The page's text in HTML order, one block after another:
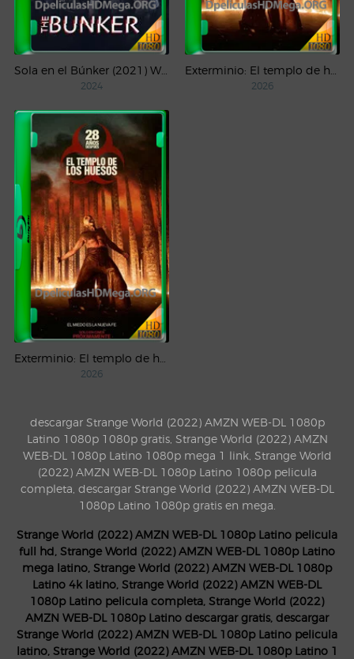
2024 2026
2026
descargar Strange World (2022) AMZN WEB-DL 1080p
Latino 1080p 1080p gratis, Strange World (2022) AMZN
WEB-DL 1080p Latino 1080p mega 1 link, Strange World
(2022) AMZN WEB-DL 1080p Latino 1080p pelicula
completa, descargar Strange World (2022) AMZN WEB-DL
1080p Latino 1080p gratis en mega.
Strange World (2022) AMZN WEB-DL 1080p Latino pelicula
full hd, Strange World (2022) AMZN WEB-DL 1080p Latino
mega latino, Strange World (2022) AMZN WEB-DL 1080p
Latino 4k latino, Strange World (2022) AMZN WEB-DL
1080p Latino pelicula completa, Strange World (2022)
AMZN WEB-DL 1080p Latino descargar gratis, descargar
Strange World (2022) AMZN WEB-DL 1080p Latino pelicula
latino, Strange World (2022) AMZN WEB-DL 1080p Latino 1